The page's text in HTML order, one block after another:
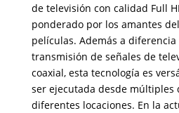
de televisión con calidad Full
ponderado por los amantes
películas. Además a
transmisión de señales de
coaxial, esta tecnología es
ser ejecutada desde múltiples
diferentes locaciones. En la